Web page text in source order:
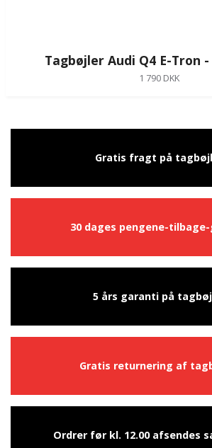
Tagbøjler Audi Q4 E-Tron
1 790 DKK
Gratis fragt på
30 dages pengene-
5 års garanti på
Gratis returnering af
Ordrer før kl. 12.00 afsendes